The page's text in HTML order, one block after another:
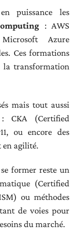
puissance les
: AWS
Azure
Ces formations
la transformation
mais tout aussi
CKA (Certified
ou encore des
en agilité.
former reste un
(Certified
ou méthodes
de voies pour
du marché.